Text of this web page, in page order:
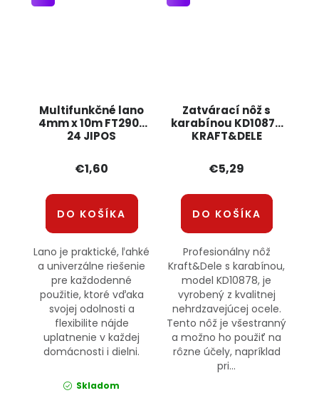
Multifunkčné lano
4mm x 10m FT290-
24 JIPOS
€1,60
DO KOŠÍKA
Lano je praktické, ľahké
a univerzálne riešenie
pre každodenné
použitie, ktoré vďaka
svojej odolnosti a
flexibilite nájde
uplatnenie v každej
domácnosti i dielni.
Skladom
Zatvárací nôž s
karabínou KD10878
KRAFT&DELE
€5,29
DO KOŠÍKA
Profesionálny nôž
Kraft&Dele s karabínou,
model KD10878, je
vyrobený z kvalitnej
nehrdzavejúcej ocele.
Tento nôž je všestranný
a možno ho použiť na
rôzne účely, napríklad
pri...